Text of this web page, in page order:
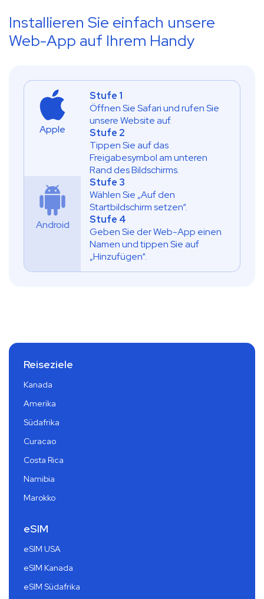
Installieren Sie einfach unsere
Web-App auf Ihrem Handy
Apple
Android
Stufe 1
Öffnen Sie Safari und rufen Sie
unsere Website auf.
Stufe 2
Tippen Sie auf das
Freigabesymbol am unteren
Rand des Bildschirms.
Stufe 3
Wählen Sie „Auf den
Startbildschirm setzen“.
Stufe 4
Geben Sie der Web-App einen
Namen und tippen Sie auf
„Hinzufügen“.
Reiseziele
Kanada
Amerika
Südafrika
Curacao
Costa Rica
Namibia
Marokko
eSIM
eSIM USA
eSIM Kanada
eSIM Südafrika